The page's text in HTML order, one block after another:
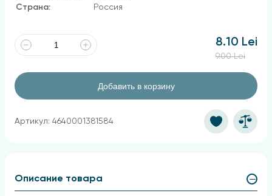
Страна:
Россия
8.10 Lei
9.00 Lei
Добавить в корзину
Артикул: 4640001381584
Описание товара